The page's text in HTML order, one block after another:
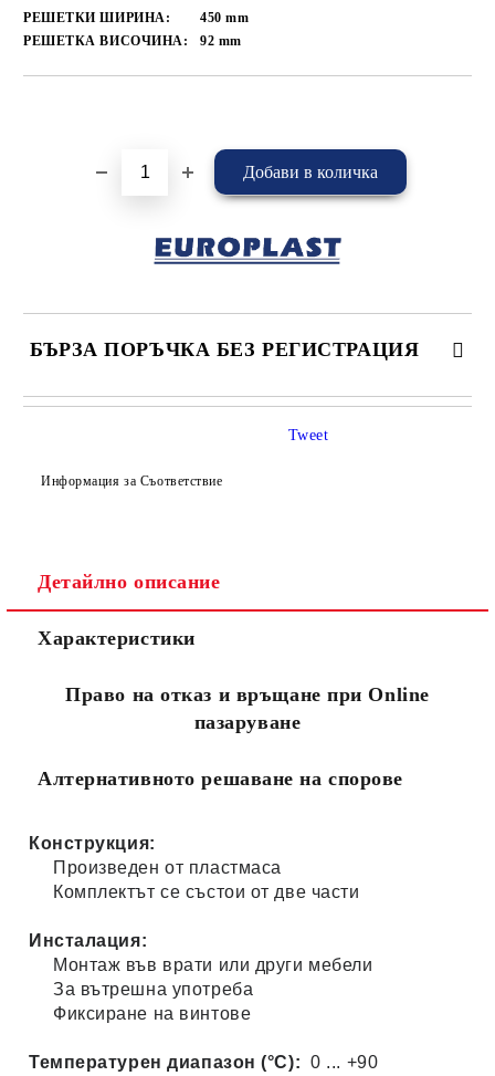
РЕШЕТКИ ШИРИНА: 450mm
РЕШЕТКА ВИСОЧИНА:
92 mm
БЪРЗА ПОРЪЧКА БЕЗ РЕГИСТРАЦИЯ
САМО ПОПЪЛНЕТЕ 4 ПОЛЕТА
Съгласен съм сПолитиката за лични данни
Ние ще се свържем с вас в рамките на работния ден.
Информация за Съответствие
Tweet
Детайлно описание
Характеристики
Право на отказ и връщане при Online
пазаруване
Алтернативното решаване на спорове
Конструкция:
Произведен от пластмаса
Комплектът се състои от две части
Инсталация:
Монтаж във врати или други мебели
За вътрешна употреба
Фиксиране на винтове
Температурен диапазон (°C): 0 ... +90